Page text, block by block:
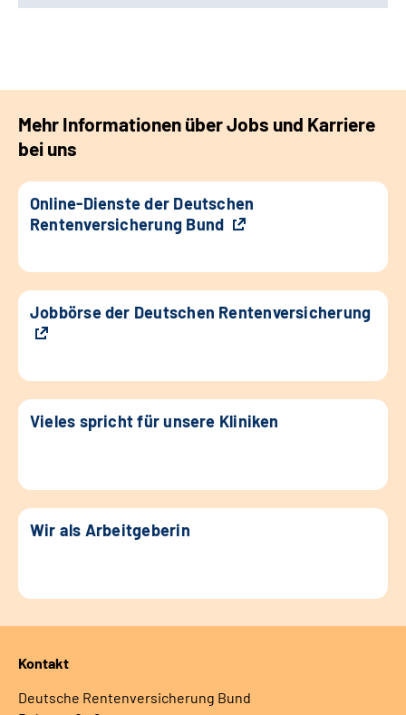
Mehr Informationen über Jobs und Karriere
bei uns
Online-Dienste der Deutschen
Rentenversicherung Bund
Jobbörse der Deutschen Rentenversicherung
Vieles spricht für unsere Kliniken
Wir als Arbeitgeberin
Kontakt
Deutsche Rentenversicherung Bund